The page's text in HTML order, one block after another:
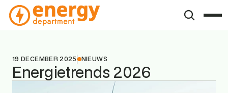
19 DECEMBER 2025 NIEUWS
Energietrends 2026